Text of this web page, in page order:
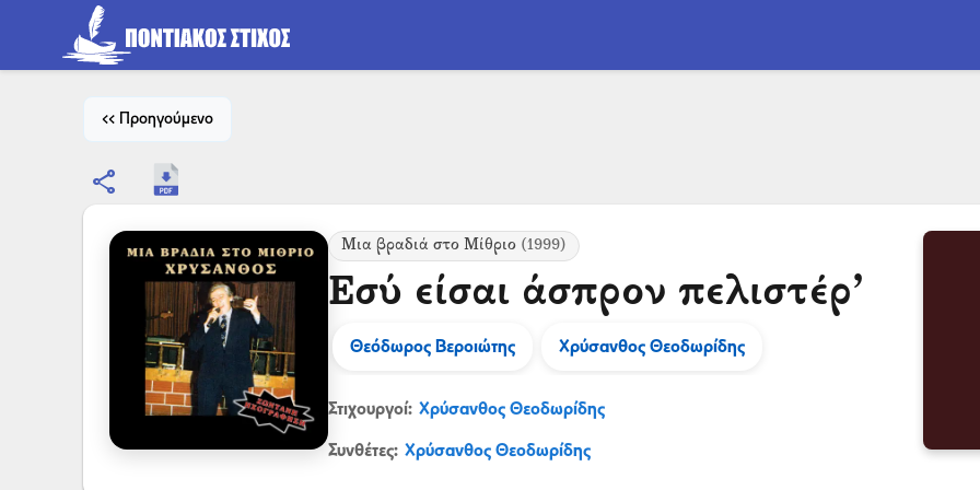
<< Προηγούμενο
share
Μια βραδιά στο Μίθριο (1999)
Εσύ είσαι άσπρον πελιστέρ’
Θεόδωρος Βεροιώτης Χρύσανθος Θεοδωρίδης
Στιχουργοί: Χρύσανθος Θεοδωρίδης
Συνθέτες: Χρύσανθος Θεοδωρίδης